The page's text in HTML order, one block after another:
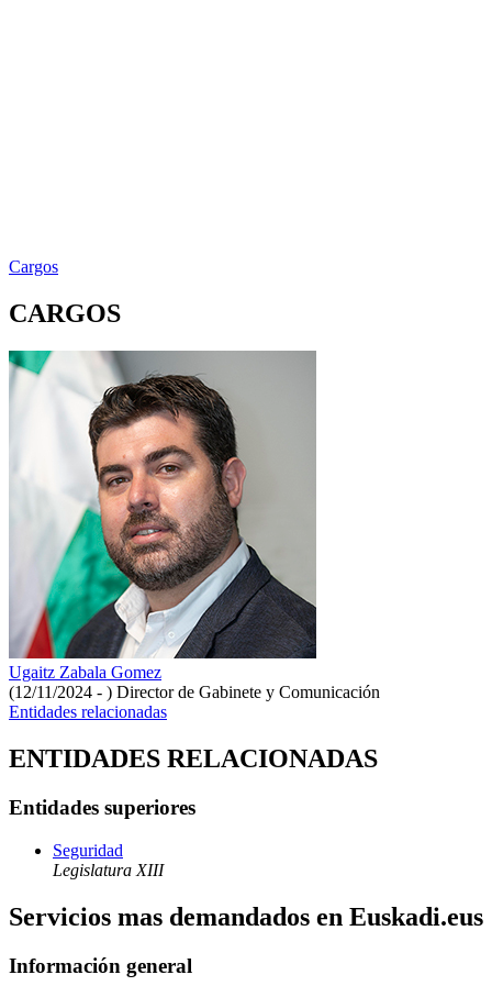
Cargos
CARGOS
Ugaitz Zabala Gomez
(12/11/2024 - ) Director de Gabinete y Comunicación
Entidades relacionadas
ENTIDADES RELACIONADAS
Entidades superiores
Seguridad
Legislatura XIII
Servicios mas demandados en Euskadi.eus
Información general